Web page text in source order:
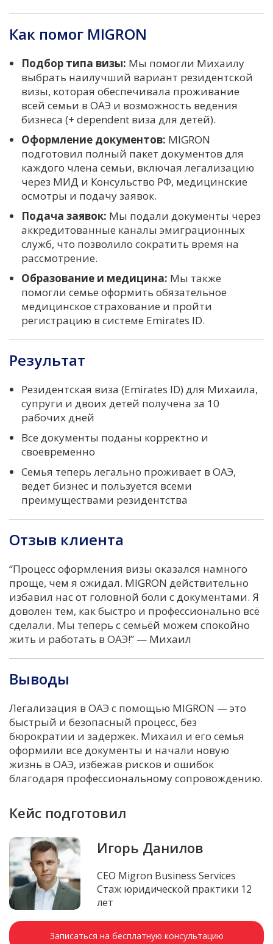
Как помог MIGRON
Подбор типа визы: Мы помогли Михаилу
выбрать наилучший вариант резидентской
визы, которая обеспечивала проживание
всей семьи в ОАЭ и возможность ведения
бизнеса (+ dependent виза для детей).
Оформление документов: MIGRON
подготовил полный пакет документов для
каждого члена семьи, включая легализацию
через МИД и Консульство РФ, медицинские
осмотры и подачу заявок.
Подача заявок: Мы подали документы через
аккредитованные каналы эмиграционных
служб, что позволило сократить время на
рассмотрение.
Образование и медицина: Мы также
помогли семье оформить обязательное
медицинское страхование и пройти
регистрацию в системе Emirates ID.
Результат
Резидентская виза (Emirates ID) для Михаила,
супруги и двоих детей получена за 10
рабочих дней
Все документы поданы корректно и
своевременно
Семья теперь легально проживает в ОАЭ,
ведет бизнес и пользуется всеми
преимуществами резидентства
Отзыв клиента
“Процесс оформления визы оказался намного
проще, чем я ожидал. MIGRON действительно
избавил нас от головной боли с документами. Я
доволен тем, как быстро и профессионально всё
сделали. Мы теперь с семьёй можем спокойно
жить и работать в ОАЭ!” — Михаил
Выводы
Легализация в ОАЭ с помощью MIGRON — это
быстрый и безопасный процесс, без
бюрократии и задержек. Михаил и его семья
оформили все документы и начали новую
жизнь в ОАЭ, избежав рисков и ошибок
благодаря профессиональному сопровождению.
Кейс подготовил
Игорь Данилов
CEO Migron Business Services
Стаж юридической практики 12
лет
Записаться на бесплатную консультацию